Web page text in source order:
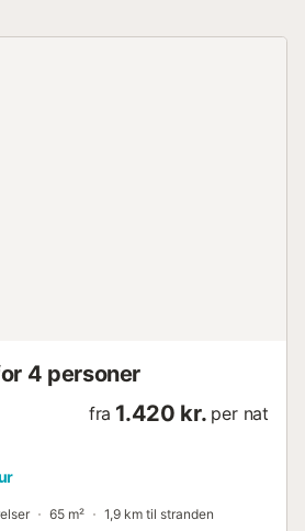
4 personer
fra 1.420 kr. per nat
65 m² 1,9 km til stranden